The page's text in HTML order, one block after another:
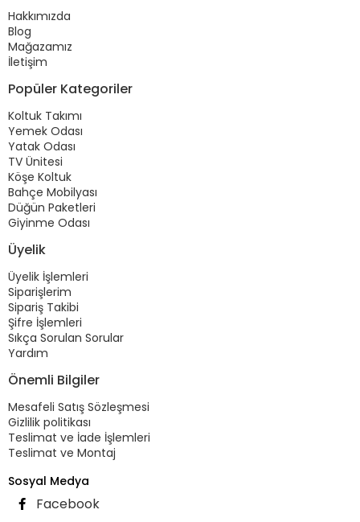
Hakkımızda
Blog
Mağazamız
İletişim
Popüler Kategoriler
Koltuk Takımı
Yemek Odası
Yatak Odası
TV Ünitesi
Köşe Koltuk
Bahçe Mobilyası
Düğün Paketleri
Giyinme Odası
Üyelik
Üyelik İşlemleri
Siparişlerim
Sipariş Takibi
Şifre İşlemleri
Sıkça Sorulan Sorular
Yardım
Önemli Bilgiler
Mesafeli Satış Sözleşmesi
Gizlilik politikası
Teslimat ve İade İşlemleri
Teslimat ve Montaj
Sosyal Medya
Facebook